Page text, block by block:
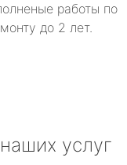
работы по
до 2 лет.
услуг